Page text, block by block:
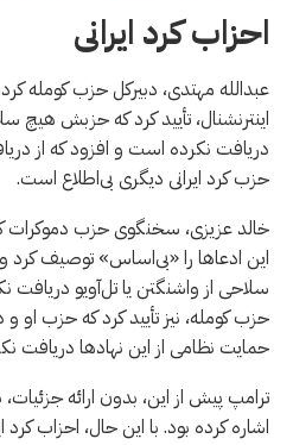
احزاب کرد ایرانی
عبدالله مهتدی، دبیرکل حزب کومله
اینترنشنال، تأیید کرد که حزبش هیچ
دریافت نکرده است و افزود که از
حزب کرد ایرانی دیگری بی‌اطلاع است.
خالد عزیزی، سخنگوی حزب دموکرات
این ادعاها را «بی‌اساس» توصیف
سلاحی از واشنگتن یا تل‌آویو دریافت
حزب کومله، نیز تأیید کرد که حزب او و
حمایت نظامی از این نهادها دریافت
ترامپ پیش از این، بدون ارائه
اشاره کرده بود. با این حال، احزاب